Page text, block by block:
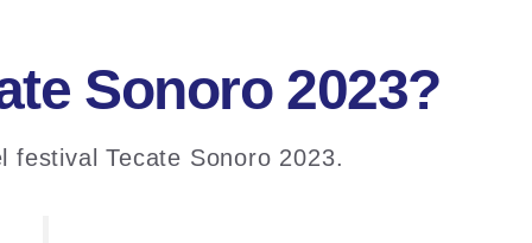
Sonoro 2023?
Tecate Sonoro 2023.